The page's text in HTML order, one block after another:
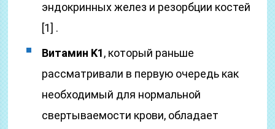
эндокринных желез и резорбции костей
[1] .
Витамин K1, который раньше
рассматривали в первую очередь как
необходимый для нормальной
свертываемости крови, обладает